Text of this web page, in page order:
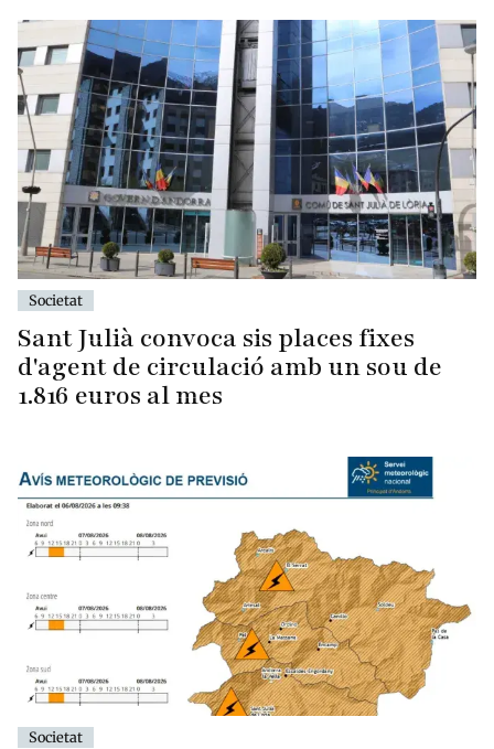
Societat
Sant Julià convoca sis places fixes
d'agent de circulació amb un sou de
1.816 euros al mes
Societat